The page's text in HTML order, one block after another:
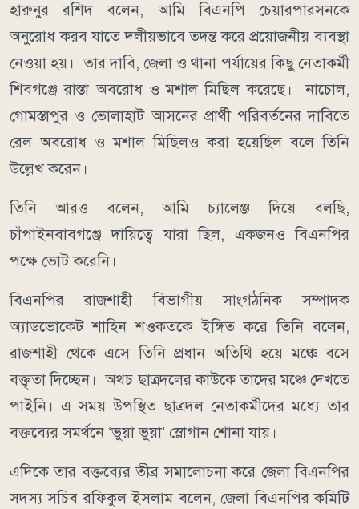
হারুনুর রশিদ বলেন, আমি বিএনপি চেয়ারপারসনকে
অনুরোধ করব যাতে দলীয়ভাবে তদন্ত করে প্রয়োজনীয় ব্যবস্থা
নেওয়া হয়। তার দাবি, জেলা ও থানা পর্যায়ের কিছু নেতাকর্মী
শিবগঞ্জে রাস্তা অবরোধ ও মশাল মিছিল করেছে। নাচোল,
গোমস্তাপুর ও ভোলাহাট আসনের প্রার্থী পরিবর্তনের দাবিতে
রেল অবরোধ ও মশাল মিছিলও করা হয়েছিল বলে তিনি
উল্লেখ করেন।
তিনি আরও বলেন, আমি চ্যালেঞ্জ দিয়ে বলছি,
চাঁপাইনবাবগঞ্জে দায়িত্বে যারা ছিল, একজনও বিএনপির
পক্ষে ভোট করেনি।
বিএনপির রাজশাহী বিভাগীয় সাংগঠনিক সম্পাদক
অ্যাডভোকেট শাহিন শওকতকে ইঙ্গিত করে তিনি বলেন,
রাজশাহী থেকে এসে তিনি প্রধান অতিথি হয়ে মঞ্চে বসে
বক্তৃতা দিচ্ছেন। অথচ ছাত্রদলের কাউকে তাদের মঞ্চে দেখতে
পাইনি। এ সময় উপস্থিত ছাত্রদল নেতাকর্মীদের মধ্যে তার
বক্তব্যের সমর্থনে ‘ভুয়া ভুয়া’ স্লোগান শোনা যায়।
এদিকে তার বক্তব্যের তীব্র সমালোচনা করে জেলা বিএনপির
সদস্য সচিব রফিকুল ইসলাম বলেন, জেলা বিএনপির কমিটি